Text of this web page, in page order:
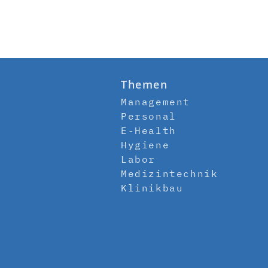
Themen
Management
Personal
E-Health
Hygiene
Labor
Medizintechnik
Klinikbau